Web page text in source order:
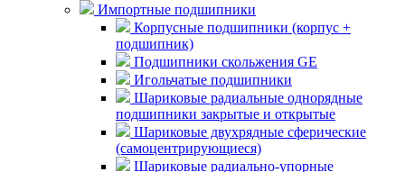
Импортные подшипники
Корпусные подшипники (корпус +
подшипник)
Подшипники скольжения GE
Игольчатые подшипники
Шариковые радиальные однорядные
подшипники закрытые и открытые
Шариковые двухрядные сферические
(самоцентрирующиеся)
Шариковые радиально-упорные